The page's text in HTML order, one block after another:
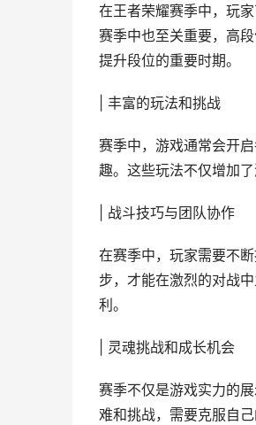
在王者荣耀赛季中，玩
赛季中也至关重要，高
提升段位的重要时期。
| 丰富的玩法和挑战
赛季中，游戏通常会开
趣。这些玩法不仅增加
| 战斗技巧与团队协作
在赛季中，玩家需要不
步，才能在激烈的对战
利。
| 灵魂挑战和成长机会
赛季不仅是游戏实力的
难和挑战，需要克服自